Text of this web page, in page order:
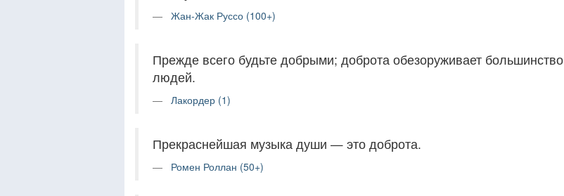
Жан-Жак Руссо (100+)
Прежде всего будьте добрыми; доброта обезоруживает большинство
людей.
Лакордер (1)
Прекраснейшая музыка души — это доброта.
Ромен Роллан (50+)